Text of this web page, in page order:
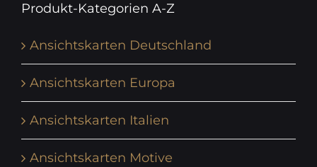
Produkt-Kategorien A-Z
Ansichtskarten Deutschland
Ansichtskarten Europa
Ansichtskarten Italien
Ansichtskarten Motive